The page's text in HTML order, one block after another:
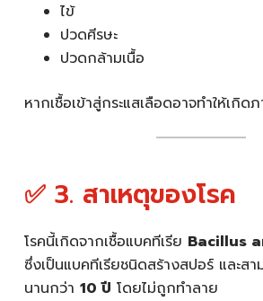
ไข้
ปวดศีรษะ
ปวดกล้ามเนื้อ
หากเชื้อเข้าสู่กระแสเลือดอาจทำให้เกิด
✅ 3. สาเหตุของโรค
โรคนี้เกิดจากเชื้อแบคทีเรีย Bacillus
ซึ่งเป็นแบคทีเรียชนิดสร้างสปอร์ และส
นานกว่า 10 ปี โดยไม่ถูกทำลาย